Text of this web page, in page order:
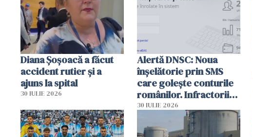
Diana Șoșoacă a făcut
accident rutier și a
ajuns la spital
30 IULIE 2026
Alertă DNSC: Noua
înșelătorie prin SMS
care golește conturile
românilor. Infractorii
folosesc numele
Ghișeul.ro și al Poliției
Române
30 IULIE 2026